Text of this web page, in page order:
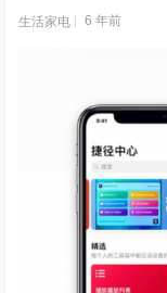
生活家电 6 年前